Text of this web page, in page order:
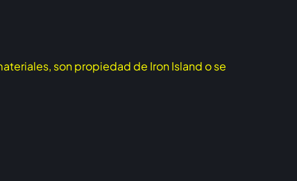
son propiedad de Iron Island o se